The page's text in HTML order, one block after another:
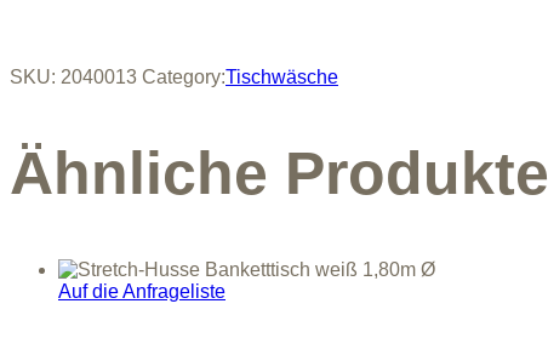
SKU: 2040013 Category:Tischwäsche
Ähnliche Produkte
Auf die Anfrageliste